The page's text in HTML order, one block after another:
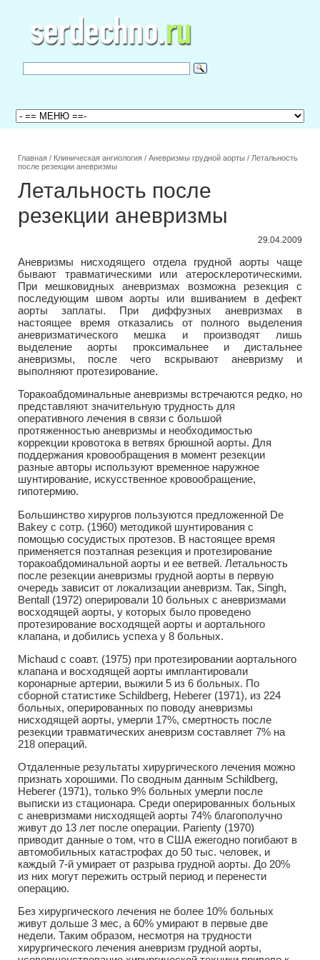
Главная / Клиническая ангиология / Аневризмы грудной аорты / Летальность
после резекции аневризмы
Летальность после
резекции аневризмы
29.04.2009
Аневризмы нисходящего отдела грудной аорты чаще
бывают травматическими или атеросклеротическими.
При мешковидных аневризмах возможна резекция с
последующим швом аорты или вшиванием в дефект
аорты заплаты. При диффузных аневризмах в
настоящее время отказались от полного выделения
аневризматического мешка и производят лишь
выделение аорты проксимальнее и дистальнее
аневризмы, после чего вскрывают аневризму и
выполняют протезирование.
Торакоабдоминальные аневризмы встречаются редко, но
представляют значительную трудность для
оперативного лечения в связи с большой
протяженностью аневризмы и необходимостью
коррекции кровотока в ветвях брюшной аорты. Для
поддержания кровообращения в момент резекции
разные авторы используют временное наружное
шунтирование, искусственное кровообращение,
гипотермию.
Большинство хирургов пользуются предложенной De
Bakey с сотр. (1960) методикой шунтирования с
помощью сосудистых протезов. В настоящее время
применяется поэтапная резекция и протезирование
торакоабдоминальной аорты и ее ветвей. Летальность
после резекции аневризмы грудной аорты в первую
очередь зависит от локализации аневризм. Так, Singh,
Bentall (1972) оперировали 10 больных с аневризмами
восходящей аорты, у которых было проведено
протезирование восходящей аорты и аортального
клапана, и добились успеха у 8 больных.
Michaud с соавт. (1975) при протезировании аортального
клапана и восходящей аорты имплантировали
коронарные артерии, выжили 5 из 6 больных. По
сборной статистике Schildberg, Heberer (1971), из 224
больных, оперированных по поводу аневризмы
нисходящей аорты, умерли 17%, смертность после
резекции травматических аневризм составляет 7% на
218 операций.
Отдаленные результаты хирургического лечения можно
признать хорошими. По сводным данным Schildberg,
Heberer (1971), только 9% больных умерли после
выписки из стационара. Среди оперированных больных
с аневризмами нисходящей аорты 74% благополучно
живут до 13 лет после операции. Parienty (1970)
приводит данные о том, что в США ежегодно погибают в
автомобильных катастрофах до 50 тыс. человек, и
каждый 7-й умирает от разрыва грудной аорты. До 20%
из них могут пережить острый период и перенести
операцию.
Без хирургического лечения не более 10% больных
живут дольше 3 мес, а 60% умирают в первые две
недели. Таким образом, несмотря на трудности
хирургического лечения аневризм грудной аорты,